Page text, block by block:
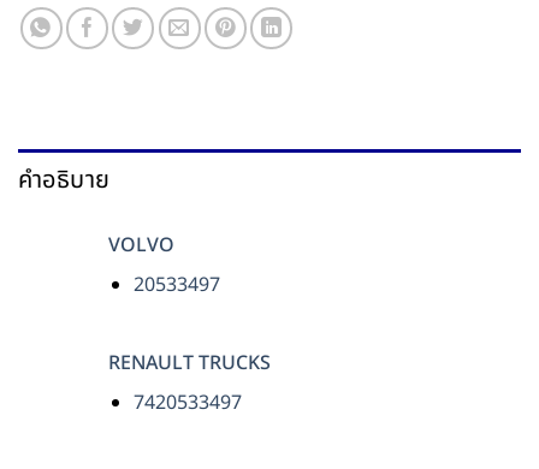
คำอธิบาย
VOLVO
20533497
RENAULT TRUCKS
7420533497